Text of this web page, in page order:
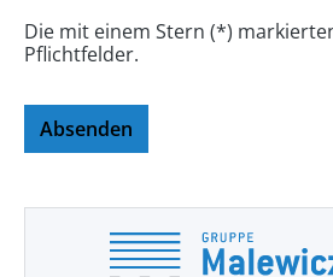
Die mit einem Stern (*)
Pflichtfelder.
Absenden